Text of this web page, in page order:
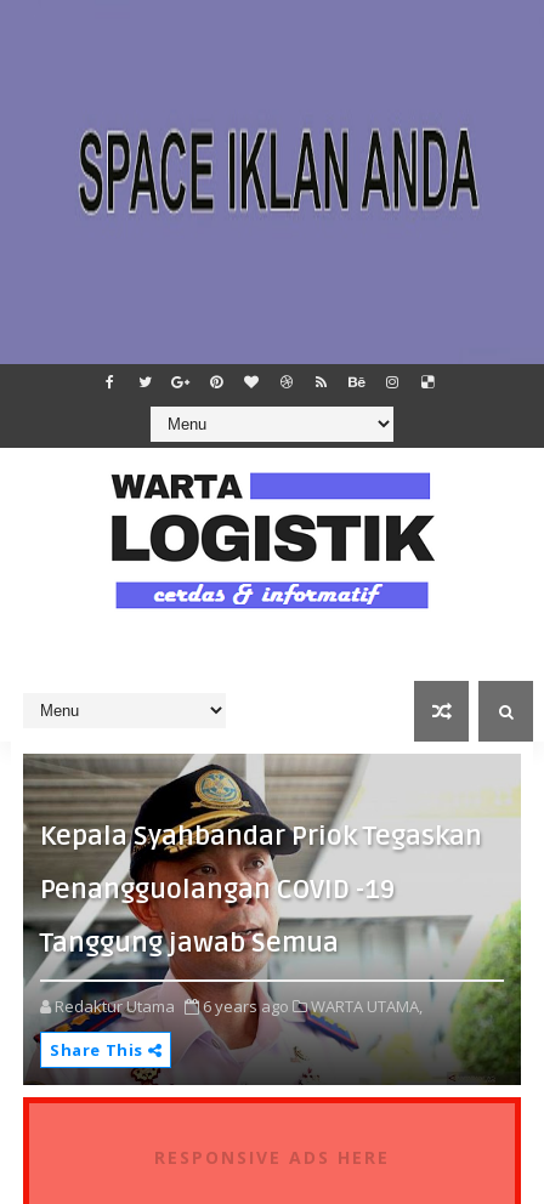
Kepala Syahbandar Priok Tegaskan
Penangguolangan COVID -19
Tanggung jawab Semua
Redaktur Utama 6 years ago
WARTA UTAMA,
Share This
RESPONSIVE ADS HERE